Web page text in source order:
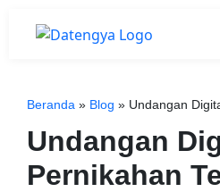
Beranda » Blog » Undangan
Undangan
Pernikahan